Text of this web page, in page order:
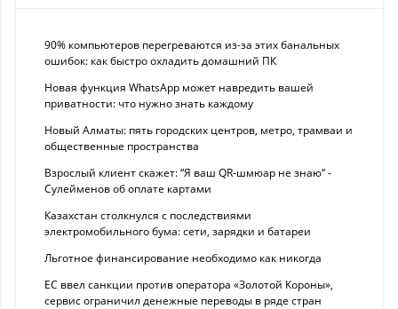
90% компьютеров перегреваются из-за этих банальных
ошибок: как быстро охладить домашний ПК
Новая функция WhatsApp может навредить вашей
приватности: что нужно знать каждому
Новый Алматы: пять городских центров, метро, трамваи и
общественные пространства
Взрослый клиент скажет: “Я ваш QR-шмюар не знаю“ -
Сулейменов об оплате картами
Казахстан столкнулся с последствиями
электромобильного бума: сети, зарядки и батареи
Льготное финансирование необходимо как никогда
ЕС ввел санкции против оператора «Золотой Короны»,
сервис ограничил денежные переводы в ряде стран